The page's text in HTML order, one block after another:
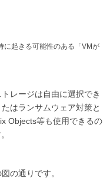
起きる可能性のある「VMが
レージは自由に選択でき
はランサムウェア対策と
Objects等も使用できるの
の通りです。